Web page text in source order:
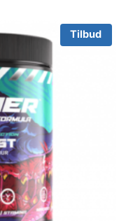
Tilbud